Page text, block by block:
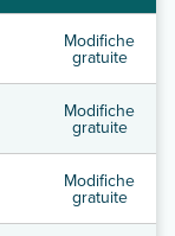
Modifiche
gratuite
Modifiche
gratuite
Modifiche
gratuite